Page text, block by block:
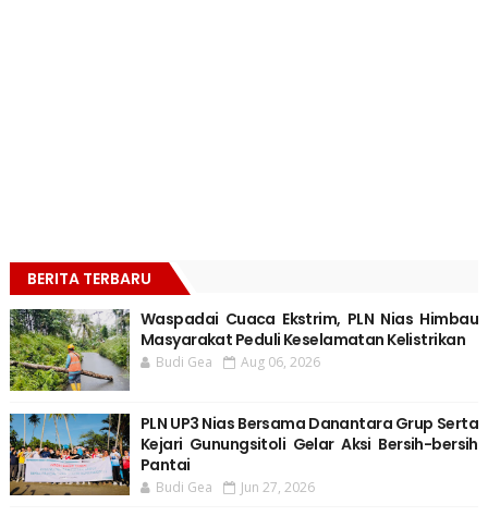
BERITA TERBARU
Waspadai Cuaca Ekstrim, PLN Nias Himbau
Masyarakat Peduli Keselamatan Kelistrikan
Budi Gea Aug 06, 2026
PLN UP3 Nias Bersama Danantara Grup Serta
Kejari Gunungsitoli Gelar Aksi Bersih-bersih
Pantai
Budi Gea Jun 27, 2026